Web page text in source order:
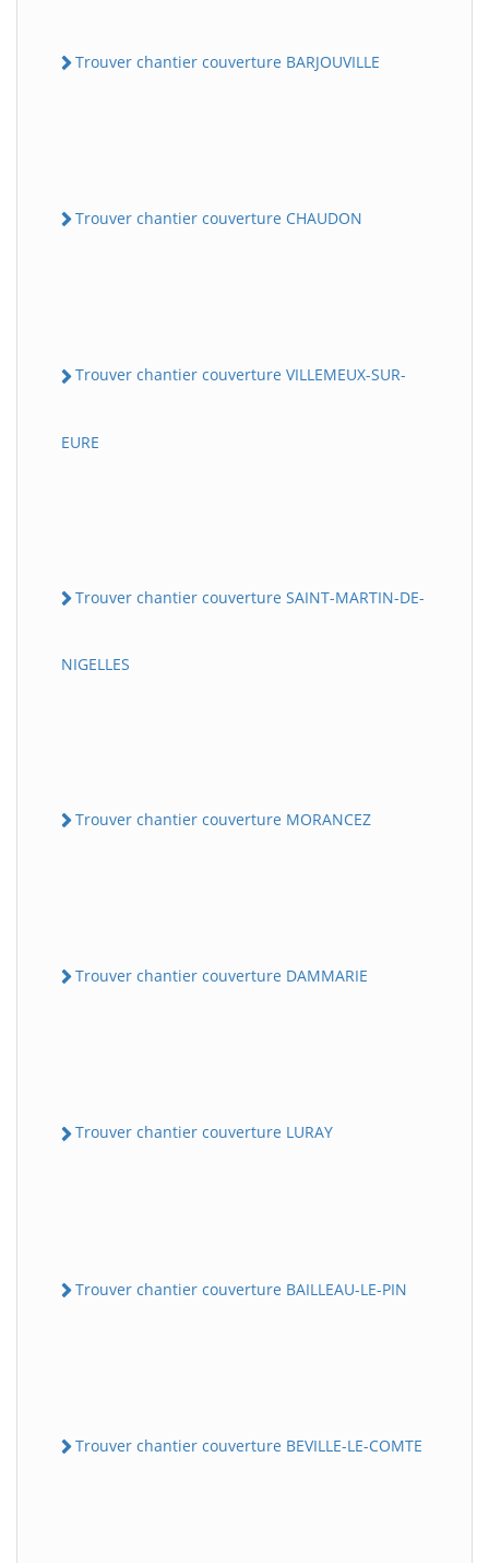
Trouver chantier couverture BARJOUVILLE
Trouver chantier couverture CHAUDON
Trouver chantier couverture VILLEMEUX-SUR-
EURE
Trouver chantier couverture SAINT-MARTIN-DE-
NIGELLES
Trouver chantier couverture MORANCEZ
Trouver chantier couverture DAMMARIE
Trouver chantier couverture LURAY
Trouver chantier couverture BAILLEAU-LE-PIN
Trouver chantier couverture BEVILLE-LE-COMTE